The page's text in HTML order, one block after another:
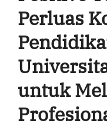
Perluas
untuk